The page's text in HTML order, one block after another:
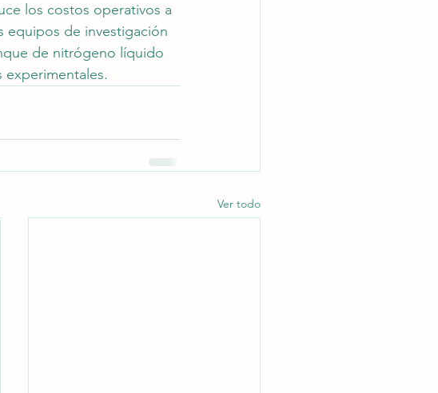
los costos operativos a
equipos de investigación
de nitrógeno líquido
Ver todo